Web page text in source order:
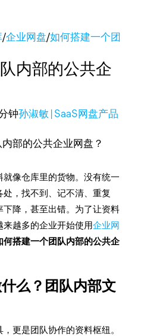
/企业网盘/如何搭建一个团
内部的公共企
钟孙淑敏 | SaaS网盘产品
像仓库里的货物。没有统一
，找不到、记不清、重复
降，甚至出错。为了让资料
来越多的企业开始使用企业网
何搭建一个团队内部的公共企
么？团队内部文
更是团队协作的资料枢纽。